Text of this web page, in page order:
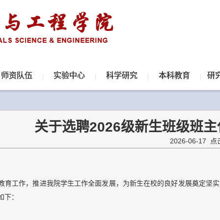
师资队伍 实验中心 科学研究 本科教育 研
关于选聘2026级新生班级班
2026-06-17 点
育工作，推进我院学生工作全面发展，为新生在校的良好发展奠定
：